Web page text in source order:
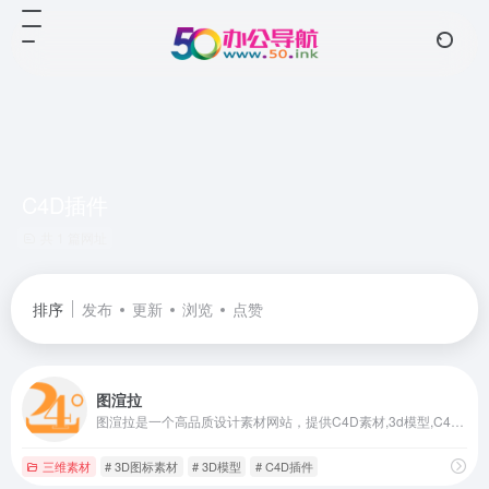
排序 发布 更新 浏览 点赞
图渲拉
三维素材 # 3D图标素材 # 3D模型 # C4D插件